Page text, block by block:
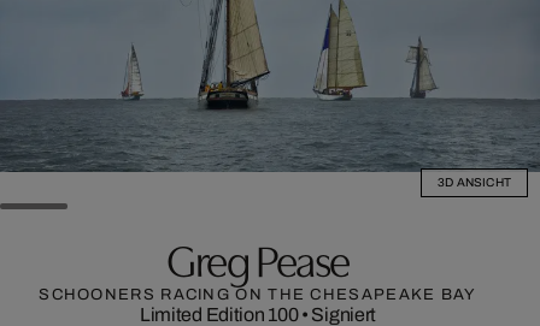
3D ANSICHT
Greg Pease
SCHOONERS RACING ON THE CHESAPEAKE BAY
Limited Edition 100• Signiert